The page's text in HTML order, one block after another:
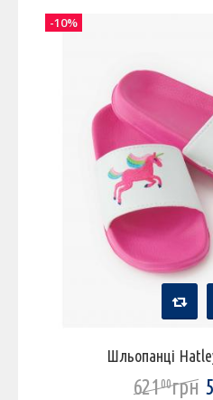
Шльопанці
62100грн
-10%